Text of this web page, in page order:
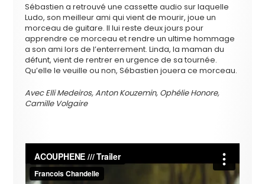
Sébastien a retrouvé une cassette audio sur laquelle
Ludo, son meilleur ami qui vient de mourir, joue un
morceau de guitare. Il lui reste deux jours pour
apprendre ce morceau et rendre un ultime hommage
a son ami lors de l’enterrement. Linda, la maman du
défunt, vient de rentrer en urgence de sa tournée.
Qu’elle le veuille ou non, Sébastien jouera ce morceau.
Avec Elli Medeiros, Anton Kouzemin, Ophélie Honore,
Camille Volgaire